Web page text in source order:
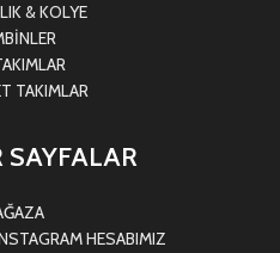
& KOLYE
TAKIMLAR
SAYFALAR
HESABIMIZ